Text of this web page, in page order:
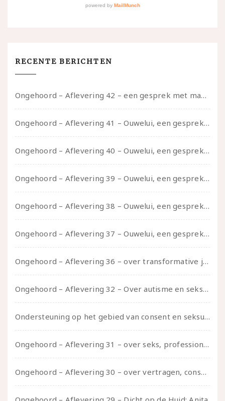
RECENTE BERICHTEN
Ongehoord – Aflevering 42 – een gesprek met marijn over seksueel opbloeien, het ouderschap uitvinden en verschillende leeftijden in je mee dragen
Ongehoord – Aflevering 41 – Ouwelui, een gesprek met Marcelle over polyamorie op latere leeftijd, (mantel)zorg voor je partners en seksueel plezier.
Ongehoord – Aflevering 40 – Ouwelui, een gesprek met Sadie Lune over vormende relaties en de geschiedenis van de queer pornobeweging
Ongehoord – Aflevering 39 – Ouwelui, een gesprek met Pepijn en Ivo over hun regenbooggezin, eigenzinnig ouder worden en Cruise Control
Ongehoord – Aflevering 38 – Ouwelui, een gesprek met vreer over behoefte aan geborgenheid en het behouden van je idealen
Ongehoord – Aflevering 37 – Ouwelui, een gesprek met non over seksualiteit, transitie en ageism
Ongehoord – Aflevering 36 – over transformative justice – in gesprek met Ella en carson
Ongehoord – Aflevering 32 – Over autisme en seksualiteit – in gesprek met Roos Reijbroek
Ondersteuning op het gebied van consent en seksualiteit
Ongehoord – Aflevering 31 – over seks, professioneel en persoonlijk, een gesprek met Marije
Ongehoord – Aflevering 30 – over vertragen, consent en negatieve gevoelens met Meg-John Barker